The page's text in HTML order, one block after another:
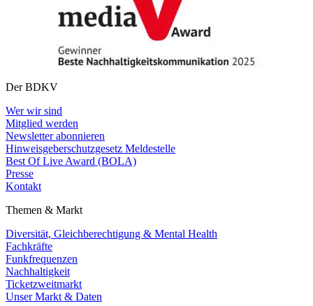
Der BDKV
Wer wir sind
Mitglied werden
Newsletter abonnieren
Hinweisgeberschutzgesetz Meldestelle
Best Of Live Award (BOLA)
Presse
Kontakt
Themen & Markt
Diversität, Gleichberechtigung & Mental Health
Fachkräfte
Funkfrequenzen
Nachhaltigkeit
Ticketzweitmarkt
Unser Markt & Daten